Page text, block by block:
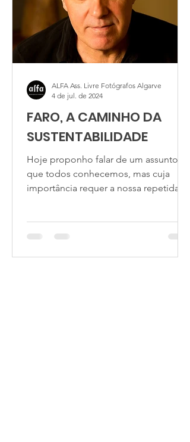
FARO, A CAMINHO DA
SUSTENTABILIDADE
Hoje proponho falar de um assunto
que todos conhecemos, mas cuja
importância requer a nossa repetida
ALFA Ass. Livre Fotógrafos Algarve
4 de jul. de 2024